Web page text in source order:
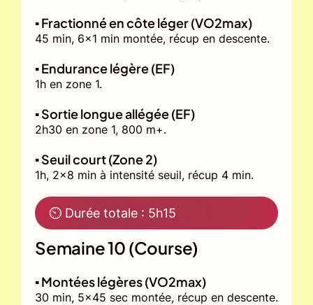
▪️ Fractionné en côte léger (VO2max)
45 min, 6x1 min montée, récup en descente.
▪️ Endurance légère (EF)
1h en zone 1.
▪️ Sortie longue allégée (EF)
2h30 en zone 1, 800 m+.
▪️ Seuil court (Zone 2)
1h, 2x8 min à intensité seuil, récup 4 min.
⏲ Durée totale : 5h15
Semaine 10 (Course)
▪️ Montées légères (VO2max)
30 min, 5x45 sec montée, récup en descente.